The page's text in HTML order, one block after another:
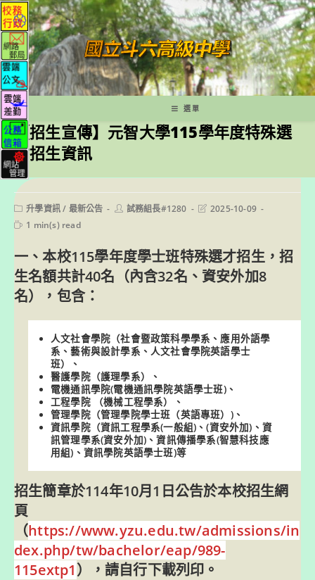
跳
轉
至
主
要
內
容
選單
【招生宣傳】元智大學115學年度特殊選
才招生資訊
Post
category:
升學資訊/ 最新公告
Post試務組長#1280
Post2025-10-09
Reading
1 min(s) read
一、本校115學年度學士班特殊選才招生，招
生名額共計40名（內含32名、資安外加8
名），包含：
人文社會學院（社會暨政策科學學系、應用外語學
系、藝術與設計學系、人文社會學院英語學士
班）、
醫護學院（護理學系）、
電機通訊學院(電機通訊學院英語學士班)、
工程學院 （機械工程學系）、
管理學院（管理學院學士班（英語專班）)、
資訊學院（資訊工程學系(一般組)、(資安外加)、資
訊管理學系(資安外加)、資訊傳播學系(智慧科技應
用組)、資訊學院英語學士班)等
招生簡章於114年10月1日公告於本校招生網
頁
（https://www.yzu.edu.tw/admissions/in
dex.php/tw/bachelor/eap/989-
115extp1），請自行下載列印。